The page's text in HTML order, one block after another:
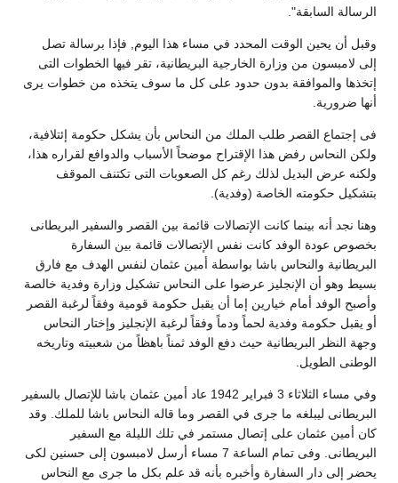
الرسالة السابقة".
وقبل أن يحين الوقت المحدد في مساء هذا اليوم, فإذا برسالة تصل
إلى لامبسون من وزارة الخارجية البريطانية، تقر فيها الخطوات التى
إتخذها والموافقة بدون حدود على كل ما سوف يتخذه من خطوات يرى
أنها ضرورية.
فى إجتماع القصر طلب الملك من النحاس بأن يشكل حكومة إئتلافية،
ولكن النحاس رفض هذا الإقتراح موضحاً الأسباب والدوافع لقراره هذا،
ولكنه عرض البديل لذلك رغم كل الصعوبات التى تكتنف الموقف
بتشكيل حكومته الخاصة (وفدية).
وهنا نجد أنه بينما كانت الإتصالات قائمة بين القصر والسفير البريطانى
بخصوص عودة الوفد كانت نفس الإتصالات قائمة بين السفارة
البريطانية والنحاس باشا بواسطة أمين عثمان لنفس الهدف مع فارق
بسيط وهو أن الإنجليز عرضوا على النحاس تشكيل وزارة وفدية خالصة
وأصبح الوفد أمام خيارين إما أن يقبل حكومة قومية وفقاً لرغبة القصر
أو يقبل حكومة وفدية لحماً ودماً وفقاً لرغبة الإنجليز وإختار النحاس
وجهة النظر البريطانية حيث دفع الوفد ثمناً باهظاً من شعبيته وتاريخه
الوطنى الطويل.
وفي مساء الثلاثاء 3 فبراير 1942 عاد أمين عثمان باشا للإتصال بالسفير
البريطانى ليبلغه ما جرى في القصر وما قاله النحاس باشا للملك. وقد
كان أمين عثمان على إتصال مستمر في تلك الليلة مع السفير
البريطانى. وفى تمام الساعة 7 مساء أرسل لامبسون إلى حسنين لكى
يحضر إلى دار السفارة وأخبره بأنه قد علم بكل ما جرى مع النحاس